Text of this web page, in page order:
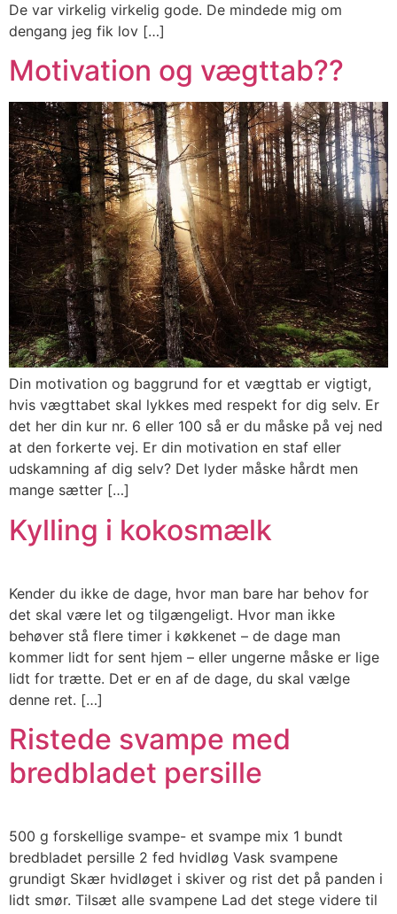
De var virkelig virkelig gode. De mindede mig om
dengang jeg fik lov […]
Motivation og vægttab??
Din motivation og baggrund for et vægttab er vigtigt,
hvis vægttabet skal lykkes med respekt for dig selv. Er
det her din kur nr. 6 eller 100 så er du måske på vej ned
at den forkerte vej. Er din motivation en staf eller
udskamning af dig selv? Det lyder måske hårdt men
mange sætter […]
Kylling i kokosmælk
Kender du ikke de dage, hvor man bare har behov for
det skal være let og tilgængeligt. Hvor man ikke
behøver stå flere timer i køkkenet – de dage man
kommer lidt for sent hjem – eller ungerne måske er lige
lidt for trætte. Det er en af de dage, du skal vælge
denne ret. […]
Ristede svampe med
bredbladet persille
500 g forskellige svampe- et svampe mix 1 bundt
bredbladet persille 2 fed hvidløg Vask svampene
grundigt Skær hvidløget i skiver og rist det på panden i
lidt smør. Tilsæt alle svampene Lad det stege videre til